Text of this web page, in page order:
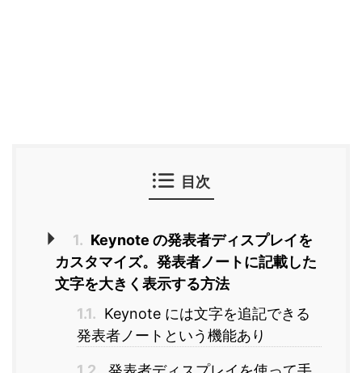
目次
1. Keynote の発表者ディスプレイを
カスタマイズ。発表者ノートに記載した
文字を大きく表示する方法
1.1. Keynote には文字を追記できる
発表者ノートという機能あり